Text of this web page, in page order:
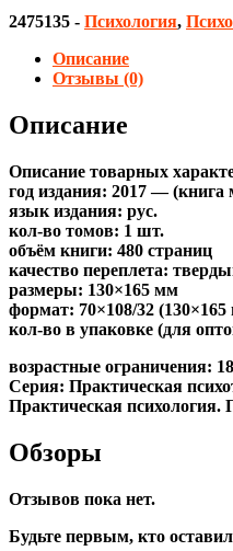
2475135 - Психология,
Описание
Отзывы (0)
Описание
Описание товарных
год издания: 2017 —
язык издания: рус.
кол-во томов: 1 шт.
объём книги: 480 страниц
качество переплета:
размеры: 130×165 мм
формат: 70×108/32
кол-во в упаковке (для
возрастные ограничения:
Серия: Практическая
Практическая психология.
Обзоры
Отзывов пока нет.
Будьте первым, кто